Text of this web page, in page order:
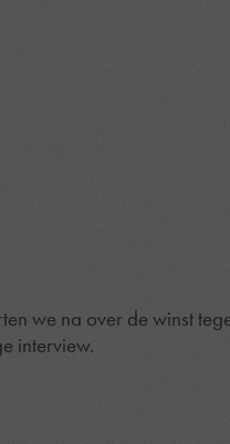
we na over de winst
interview.